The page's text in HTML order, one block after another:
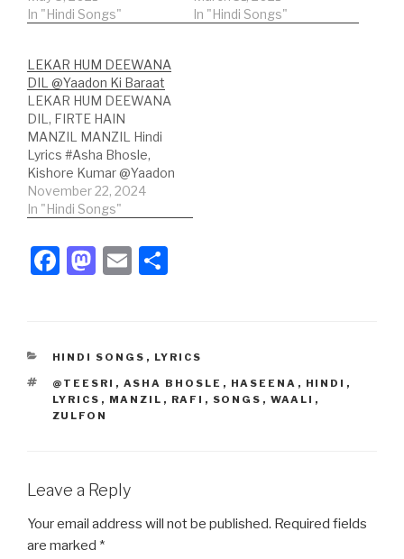
In "Hindi Songs"
In "Hindi Songs"
LEKAR HUM DEEWANA
DIL @Yaadon Ki Baraat
LEKAR HUM DEEWANA
DIL, FIRTE HAIN
MANZIL MANZIL Hindi
Lyrics #Asha Bhosle,
Kishore Kumar @Yaadon
Ki Baraat Song
Credits:Song: Lekar
Yaadon Ki
BaaratSingers: Asha
Hindi Lyrics:लेकर हम दीवाना
हम दीवाना दिल,फिरते हैं मंजिल…
November 22, 2024
In "Hindi Songs"
F
e
b
o
M
o
d
o
E
e
CATEGORIES
HINDI SONGS , LYRICS
TAGS
@TEESRI , ASHA BHOSLE , HASEENA , HINDI ,
LYRICS , MANZIL , RAFI , SONGS , WAALI ,
ZULFON
Leave a Reply
Your email address will not be published. Required fields
are marked *